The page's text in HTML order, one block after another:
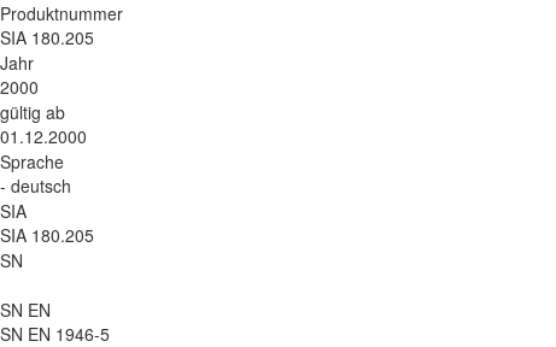
Produktnummer
SIA 180.205
Jahr
2000
gültig ab
01.12.2000
Sprache
- deutsch
SIA
SIA 180.205
SN
SN EN
SN EN 1946-5